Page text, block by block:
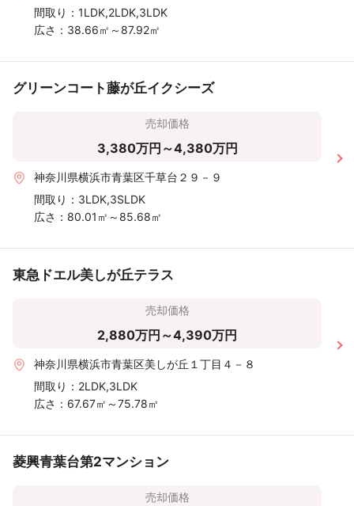
間取り： 1LDK,2LDK,3LDK
広さ： 38.66㎡～87.92㎡
グリーンコート藤が丘イクシーズ
売却価格
3,380万円～4,380万円
神奈川県横浜市青葉区千草台２９－９
間取り： 3LDK,3SLDK
広さ： 80.01㎡～85.68㎡
東急ドエル美しが丘テラス
売却価格
2,880万円～4,390万円
神奈川県横浜市青葉区美しが丘１丁目４－８
間取り： 2LDK,3LDK
広さ： 67.67㎡～75.78㎡
菱興青葉台第2マンション
売却価格